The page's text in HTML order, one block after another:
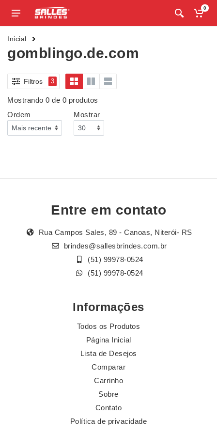
0
Inicial
gomblingo.de.com
Filtros 3
Mostrando 0 de 0 produtos
Ordem
Mostrar
Entre em contato
Rua Campos Sales, 89 - Canoas, Niterói- RS
brindes@sallesbrindes.com.br
(51) 99978-0524
(51) 99978-0524
Informações
Todos os Produtos
Página Inicial
Lista de Desejos
Comparar
Carrinho
Sobre
Contato
Política de privacidade